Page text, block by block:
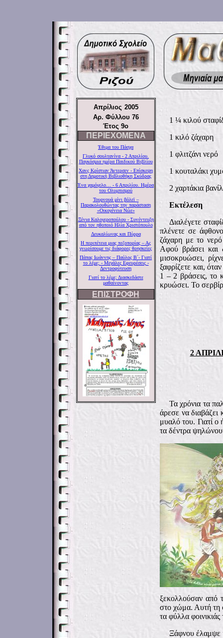
Απρίλιος 2005
Αρ. Φύλλου 76
Έτος 9ο
ΠΕΡΙΕΧΟΜΕΝΑ
Έθιμα του Πάσχα
Γλυκό σουλτανίνα - 2 Απριλίου.
Παγκόσμια ημέρα Παιδικού Βιβλίου
Χανς Κρίστιαν Άντερσεν - Επίσκεψη
στη Δημοτική Βιβλιοθήκη Σκύδρας
Ένα χαμόγελο… - 6 Απριλίου. Ημέρα
του Ολυμπισμού
Τουρνουά μίνι βόλεϊ –
Παρακολουθώντας την παράσταση
«Οικογένεια Νώε»
Ξένια Καλογεροπούλου - Συνέντευξη
από τον ηθοποιό Ηλία Χριστόπουλο
Δευκαλίωνας και Πύρρα
Η περιπέτεια μιας πεζοπορίας – Ας
γνωρίσουμε τις διάφορες θρησκείες
Πάπας Ιωάννης – Παύλος Β΄- Γιατί
το λέμε; - Μεγάλες Εφευρέσεις -
Δεντροφύτευση
Γιατί το λέμε; Διασκεδάστε
μαθαίνοντας
ΕΠΙΣΤΡΟΦΗ
1 ¼ κιλού
1 κιλό ζάχαρη
1 φλιτζάνι νερό
1 κουταλάκι
2 χαρτάκια
Εκτέλεση
Διαλέγετε
πλένετε σε
ζάχαρη με το
Αφού βράσει και
μισοκρυώσει,
ξαφρίζετε και,
1 – 2 βράσεις, το
κρυώσει. Το
2
Τα χρόνια τα
άρεσε να
μυαλό του. Γιατί ο
τα δέντρα
ξεκολλούσαν από
στο χώμα. Αυτή τη
τα φύλλα
Ξάφνου έλαμψε